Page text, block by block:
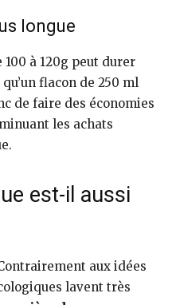
longue
100 à 120g peut durer
flacon de 250 ml
de faire des économies
les achats
est-il aussi
aux idées
lavent très